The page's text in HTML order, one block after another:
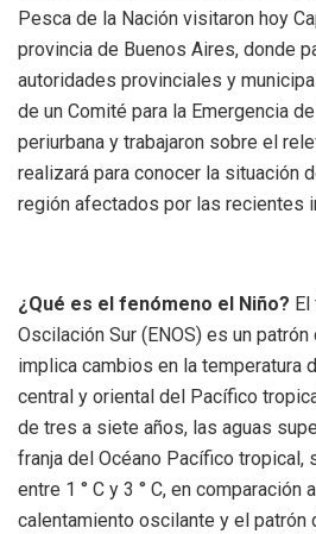
Pesca de la Nación visitaron hoy
provincia de Buenos Aires, donde
autoridades provinciales y
de un Comité para la Emergencia
periurbana y trabajaron sobre el
realizará para conocer la situación
región afectados por las recientes
¿Qué es el fenómeno el Niño? El
Oscilación Sur (ENOS) es un
implica cambios en la temperatura
central y oriental del Pacífico
de tres a siete años, las aguas
franja del Océano Pacífico tropical,
entre 1 ° C y 3 ° C, en comparación
calentamiento oscilante y el patrón